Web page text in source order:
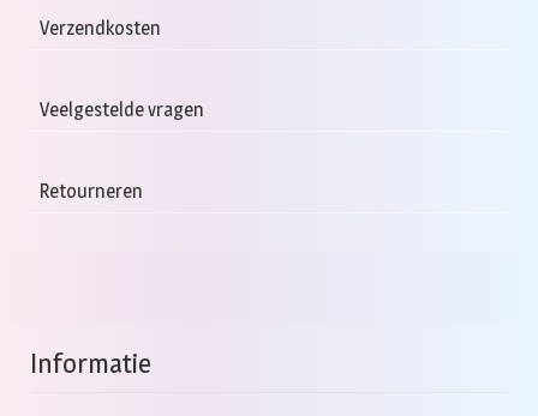
Verzendkosten
Veelgestelde vragen
Retourneren
Informatie